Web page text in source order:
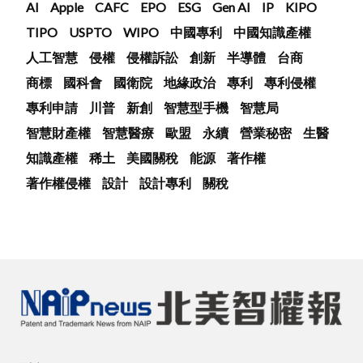
AI Apple CAFC EPO ESG Gen AI IP
KIPO
TIPO
USPTO WIPO 中國專利
中國知識產權
人工智慧
侵權 侵權訴訟 創新 半導體
台商
商標
國科會 國衛院 地緣政治 專利
專利侵權
專利申請
川普 新創 智慧型手機
智慧局
智慧財產權
智慧醫療 歐盟 永續 營業秘密
生醫
知識產權
稀土 美國關稅 能源
著作權
著作權侵權
設計 設計專利 關稅